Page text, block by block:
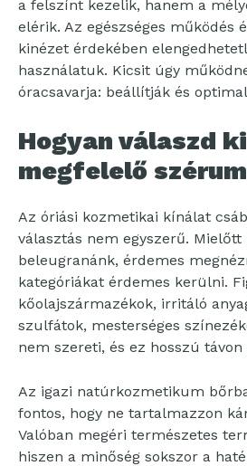
a felszínt kezelik, hanem a
elérik. Az egészséges működés
kinézet érdekében
használatuk. Kicsit úgy
óracsavarja: beállítják és
Hogyan válaszd
megfelelő
Az óriási kozmetikai kínálat
választás nem egyszerű. Mielőtt
beleugranánk, érdemes
kategóriákat érdemes kerülni.
kőolajszármazékok, irritáló
szulfátok, mesterséges
nem szereti, és ez hosszú
Az igazi natúrkozmetikum
fontos, hogy ne tartalmazzon
Valóban megéri természetes
hiszen a minőség sokszor a